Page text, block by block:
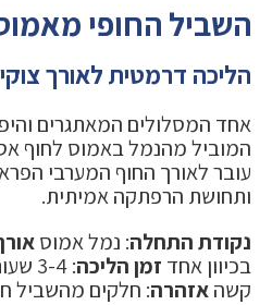
השביל החופי
הליכה דרמטית לאורך
אחד המסלולים המאתגרים
המוביל מהנמל באמוס לחוף
עובר לאורך החוף המערבי
ותחושת הרפתקה אמיתית.
נקודת התחלה: נמל אמוס
בכיוון אחד זמן הליכה: 3-4 שעות בכיוון אחד
קשהאזהרה: חלקים מהשביל